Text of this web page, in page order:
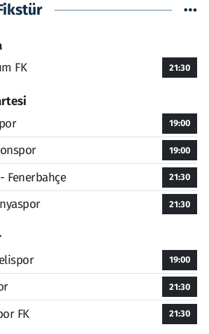
FK
21:30
19:00
19:00
Fenerbahçe 21:30
21:30
19:00
21:30
FK 21:30